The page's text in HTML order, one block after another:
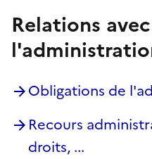
Relations avec
Obligations de
Recours
droits, ...